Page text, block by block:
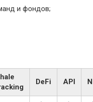
и фондов;
DeFi API